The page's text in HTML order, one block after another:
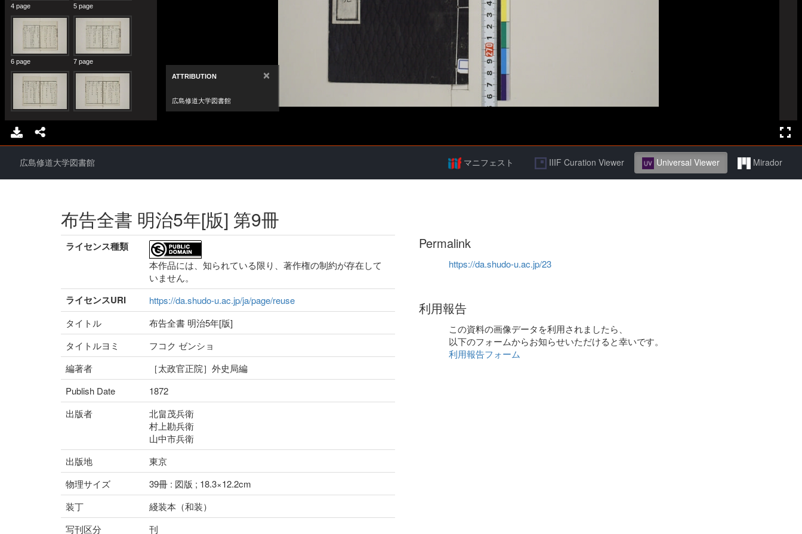
広島修道大学図書館 マニフェスト IIIF Curation Viewer Universal Viewer Mirador
布告全書 明治5年[版] 第9冊
ライセンス種類
本作品には、知られている限り、著作権の制約が存在して
いません。
ライセンスURI
https://da.shudo-u.ac.jp/ja/page/reuse
タイトル
布告全書 明治5年[版]
タイトルヨミ
フコク ゼンショ
編著者
［太政官正院］外史局編
Publish Date
1872
出版者
北畠茂兵衛
村上勘兵衛
山中市兵衛
出版地
東京
物理サイズ
39冊 : 図版 ; 18.3×12.2cm
装丁
綫装本（和装）
写刊区分
刊
Permalink
https://da.shudo-u.ac.jp/23
利用報告
この資料の画像データを利用されましたら、
以下のフォームからお知らせいただけると幸いです。
利用報告フォーム